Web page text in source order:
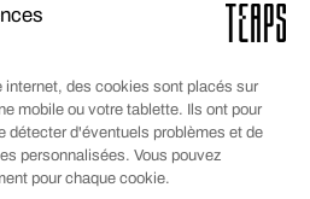
internet, des cookies sont placés sur
mobile ou votre tablette. Ils ont pour
détecter d'éventuels problèmes et de
personnalisées. Vous pouvez
pour chaque cookie.
visiteur est immergé dans
signatures, suivi d’un carrousel
qui capture l’ambiance du lieu :
les couleurs, les gestes en
stickers de soupe Phô, de